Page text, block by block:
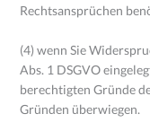
Rechtsansprüchen
(4) wenn Sie
Abs. 1 DSGVO
berechtigten Gründe
Gründen überwiegen.